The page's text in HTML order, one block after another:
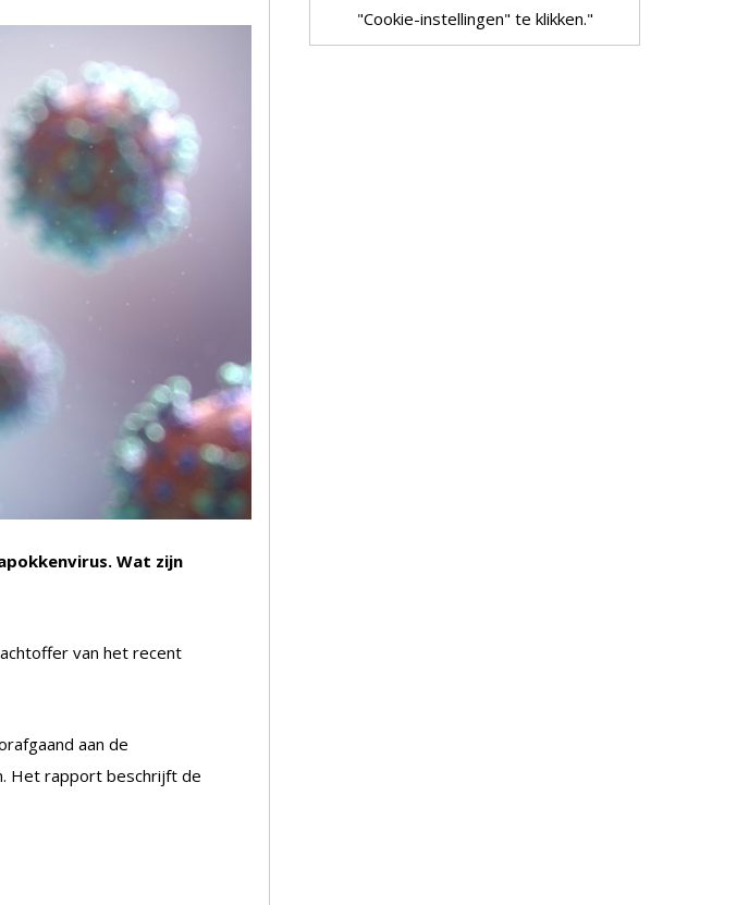
Wat zijn
van het recent
aan de
Het rapport beschrijft de
"Cookie-instellingen" te klikken."